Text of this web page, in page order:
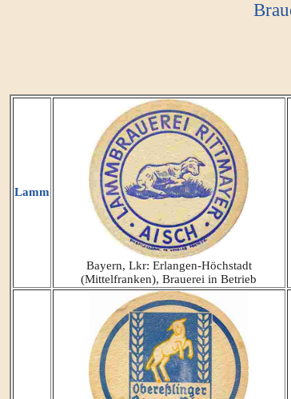
Lamm
Bayern, Lkr: Erlangen-Höchstadt
(Mittelfranken), Brauerei in Betrieb